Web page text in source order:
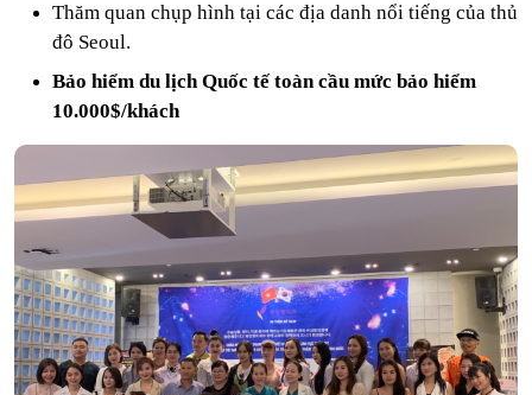
Thăm quan chụp hình tại các địa danh nổi tiếng của thủ
đô Seoul.
Bảo hiểm du lịch Quốc tế toàn cầu mức bảo hiểm
10.000$/khách